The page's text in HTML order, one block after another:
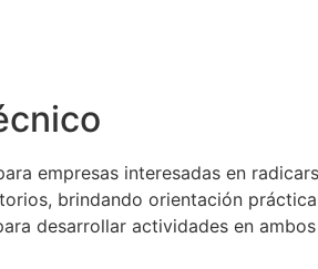
empresas interesadas en
brindando orientación
desarrollar actividades en